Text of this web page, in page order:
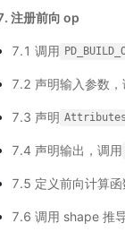
注册前向 op
7.1 调用
7.2 声明输入参数，
7.3 声明
7.4 声明输出，调用
7.5 定义前向计算
7.6 调用 shape 推